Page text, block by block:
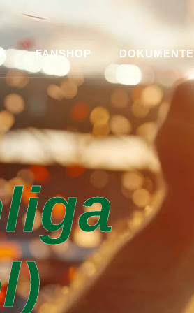
FANSHOP DOKUMENTE